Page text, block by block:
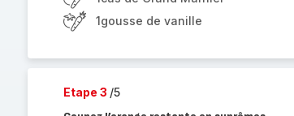
1gousse de vanille
Etape 3 /5